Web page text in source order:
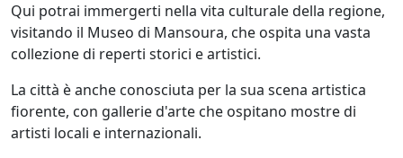
Qui potrai immergerti nella vita culturale della regione,
visitando il Museo di Mansoura, che ospita una vasta
collezione di reperti storici e artistici.
La città è anche conosciuta per la sua scena artistica
fiorente, con gallerie d'arte che ospitano mostre di
artisti locali e internazionali.